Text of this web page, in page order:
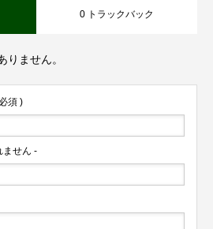
0 トラックバック
りません。
須 )
ません -